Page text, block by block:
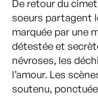
De retour du
soeurs partagent
marquée par une
détestée et
névroses, les
l’amour. Les
soutenu,